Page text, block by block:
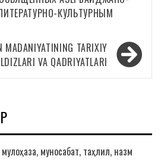
КУЛЬТУРНЫМ
MADANIYATINING TARIXIY
VA QADRIYATLARI
муносабат, таҳлил, назм